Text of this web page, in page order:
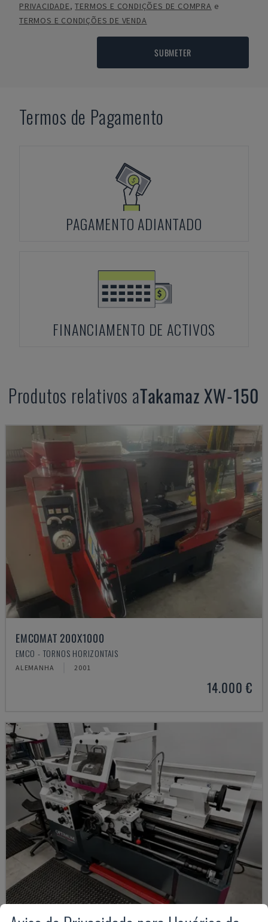
PRIVACIDADE,TERMOS E CONDIÇÕES DE COMPRA e
TERMOS E CONDIÇÕES DE VENDA
SUBMETER
Termos de Pagamento
PAGAMENTO ADIANTADO
FINANCIAMENTO DE ACTIVOS
Produtos relativos aTakamazXW-150
EMCOMAT 200X1000
EMCO - TORNOS HORIZONTAIS
ALEMANHA 2001
14.000 €